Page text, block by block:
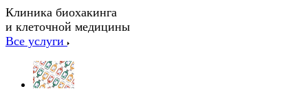
Клиника биохакинга
и клеточной медицины
Все услуги